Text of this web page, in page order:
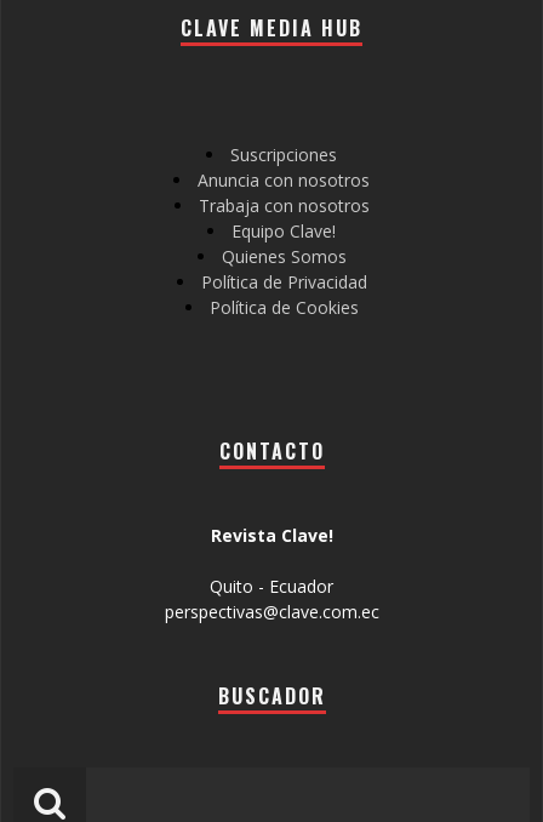
CLAVE MEDIA HUB
Suscripciones
Anuncia con nosotros
Trabaja con nosotros
Equipo Clave!
Quienes Somos
Política de Privacidad
Política de Cookies
CONTACTO
Revista Clave!
Quito - Ecuador
perspectivas@clave.com.ec
BUSCADOR